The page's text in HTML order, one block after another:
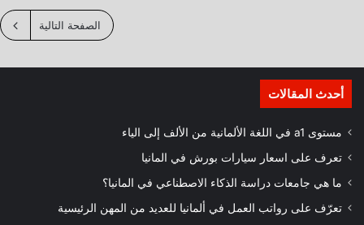
الصفحة التالية
أحدث المقالات
مستوى a1 في اللغة الألمانية من الألف إلى الياء
تعرف على اسعار سيارات بورش في المانيا
ما هي جامعات دراسة الذكاء الاصطناعي في المانيا؟
تعرّف على رواتب العمل في ألمانيا للعديد من المهن الرئيسية